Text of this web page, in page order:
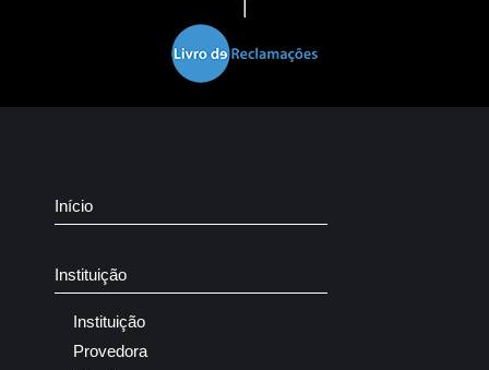
Início
Instituição
Instituição
Provedora